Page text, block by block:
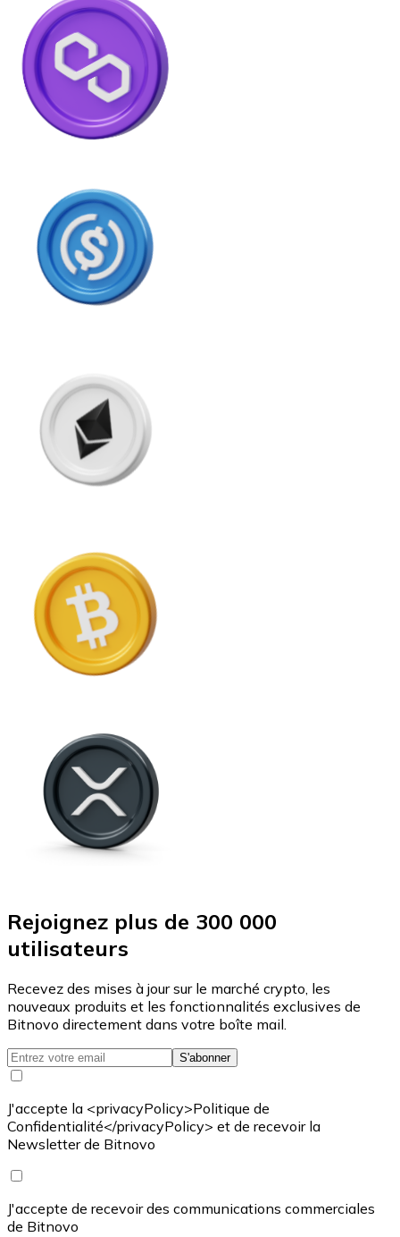
Rejoignez plus de 300 000
utilisateurs
Recevez des mises à jour sur le marché crypto, les
nouveaux produits et les fonctionnalités exclusives de
Bitnovo directement dans votre boîte mail.
S'abonner
J'accepte la <privacyPolicy>Politique de
Confidentialité</privacyPolicy> et de recevoir la
Newsletter de Bitnovo
J'accepte de recevoir des communications commerciales
de Bitnovo